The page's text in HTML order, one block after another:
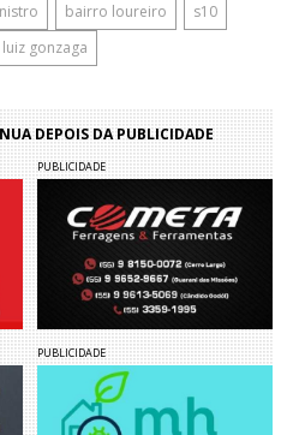
bairro loureiro
s10
gonzaga
DEPOIS DA PUBLICIDADE
PUBLICIDADE
PUBLICIDADE